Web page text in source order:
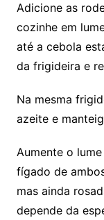
Adicione as
cozinhe em
até a cebola
da frigideira e
Na mesma
azeite e
Aumente o
fígado de
mas ainda
depende da